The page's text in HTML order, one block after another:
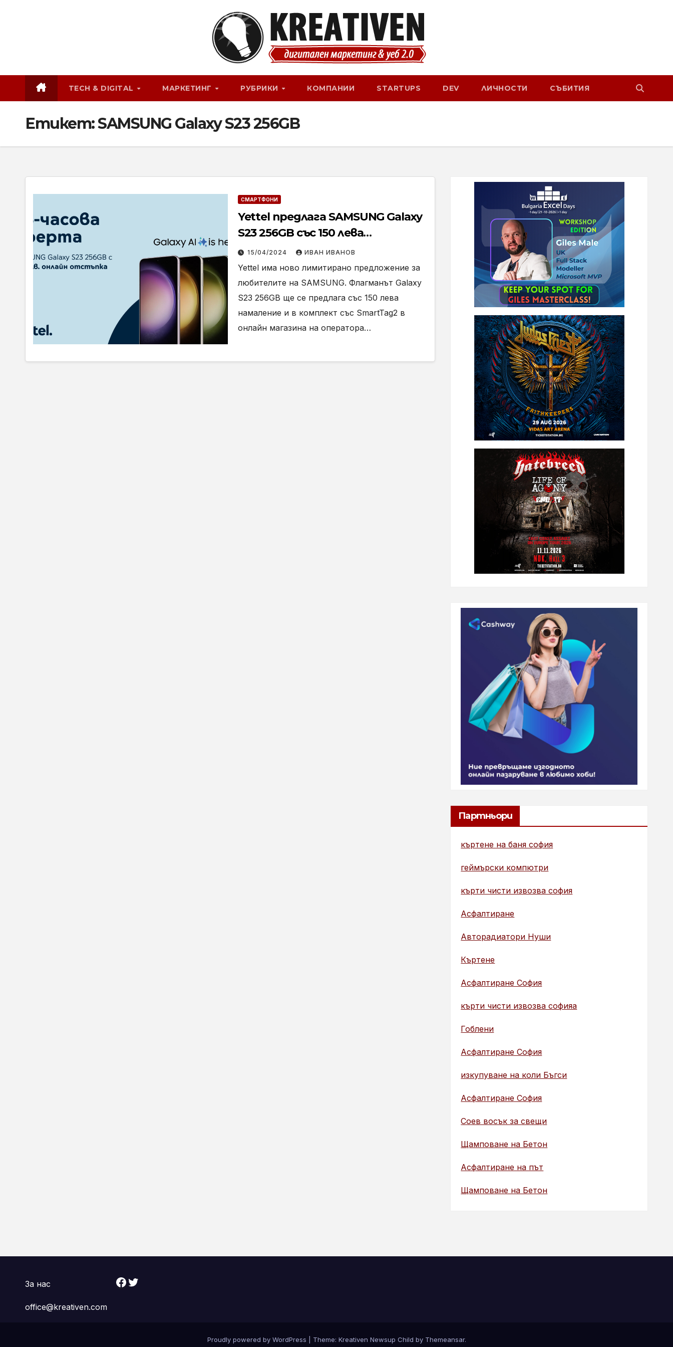
TECH & DIGITAL МАРКЕТИНГ РУБРИКИ КОМПАНИИ STARTUPS DEV ЛИЧНОСТИ СЪБИТИЯ
Етикет:SAMSUNG Galaxy S23 256GB
СМАРТФОНИ
Yettel предлага SAMSUNG Galaxy
S23 256GB със 150 лева
отстъпка в своя онлайн
магазин до 17 април
15/04/2024 ИВАН ИВАНОВ
Yettel има ново лимитирано предложение за
любителите на SAMSUNG. Флагманът Galaxy
S23 256GB ще се предлага със 150 лева
намаление и в комплект със SmartTag2 в
онлайн магазина на оператора…
Партньори
къртене на баня софия
геймърски компютри
кърти чисти извозва софия
Асфалтиране
Авторадиатори Нуши
Къртене
Асфалтиране София
кърти чисти извозва софияа
Гоблени
Асфалтиране София
изкупуване на коли Бъгси
Асфалтиране София
Соев восък за свещи
Щамповане на Бетон
Асфалтиране на път
Щамповане на Бетон
За нас
office@kreativen.com
Facebook Twitter
Proudly powered by WordPress Theme: Kreativen Newsup Child by Themeansar.